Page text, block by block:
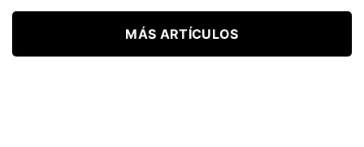
MÁS ARTÍCULOS